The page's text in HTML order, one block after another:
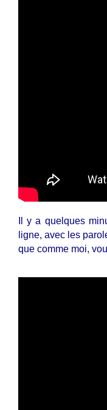
Il y a quelques
ligne, avec les
que comme moi,